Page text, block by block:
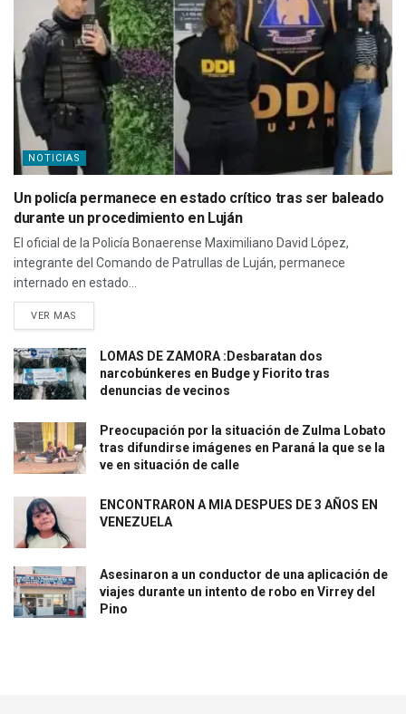
NOTICIAS
Un policía permanece en estado crítico tras ser baleado
durante un procedimiento en Luján
El oficial de la Policía Bonaerense Maximiliano David López,
integrante del Comando de Patrullas de Luján, permanece
internado en estado...
VER MAS
LOMAS DE ZAMORA :Desbaratan dos
narcobúnkeres en Budge y Fiorito tras
denuncias de vecinos
Preocupación por la situación de Zulma Lobato
tras difundirse imágenes en Paraná la que se la
ve en situación de calle
ENCONTRARON A MIA DESPUES DE 3 AÑOS EN
VENEZUELA
Asesinaron a un conductor de una aplicación de
viajes durante un intento de robo en Virrey del
Pino